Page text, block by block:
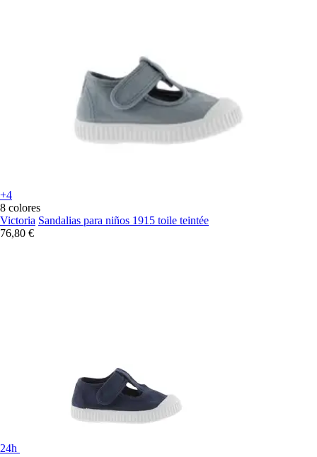
+4
8 colores
Victoria Sandalias para niños 1915 toile teintée
76,80 €
24h